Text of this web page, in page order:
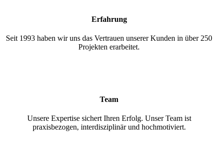
Erfahrung
Seit 1993 haben wir uns das Vertrauen unserer Kunden in über 250
Projekten erarbeitet.
Team
Unsere Expertise sichert Ihren Erfolg. Unser Team ist
praxisbezogen, interdisziplinär und hochmotiviert.